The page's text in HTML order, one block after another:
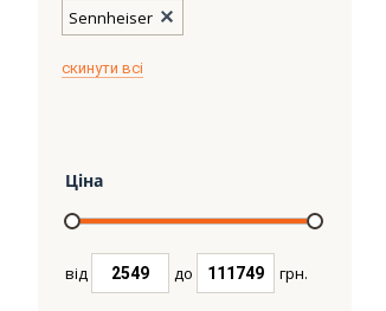
Ціна
від до грн.
Sennheiser
скинути всі